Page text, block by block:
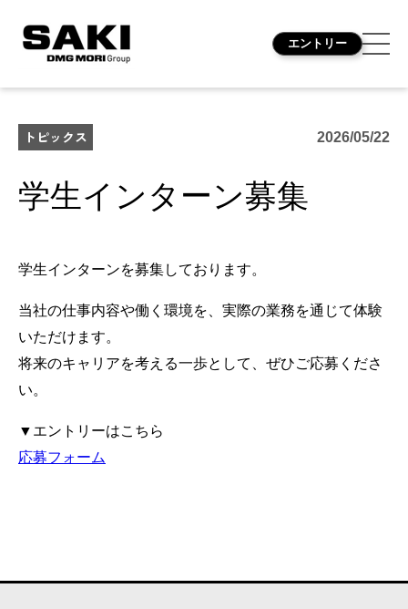
エントリー
トピックス 2026/05/22
学生インターン募集
学生インターンを募集しております。
当社の仕事内容や働く環境を、実際の業務を通じて体験
いただけます。
将来のキャリアを考える一歩として、ぜひご応募くださ
い。
▼エントリーはこちら
応募フォーム